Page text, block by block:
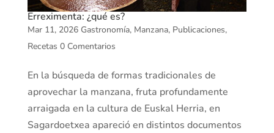
Erreximenta: ¿qué es?
Mar 11, 2026 Gastronomía, Manzana, Publicaciones,
Recetas 0 Comentarios
En la búsqueda de formas tradicionales de
aprovechar la manzana, fruta profundamente
arraigada en la cultura de Euskal Herria, en
Sagardoetxea apareció en distintos documentos